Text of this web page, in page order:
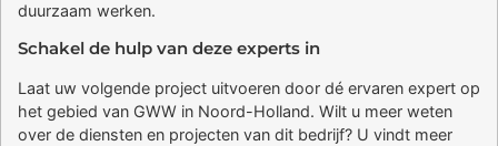
duurzaam werken.
Schakel de hulp van deze experts in
Laat uw volgende project uitvoeren door dé ervaren expert op
het gebied van GWW in Noord-Holland. Wilt u meer weten
over de diensten en projecten van dit bedrijf? U vindt meer